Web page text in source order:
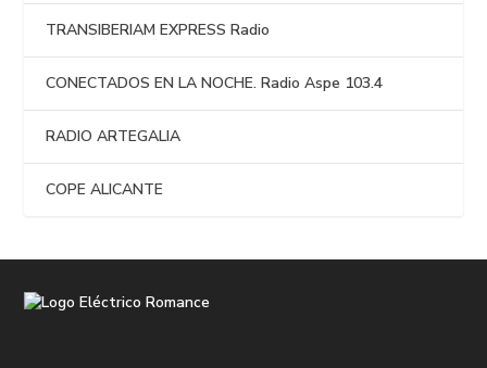
TRANSIBERIAM EXPRESS Radio
CONECTADOS EN LA NOCHE. Radio Aspe 103.4
RADIO ARTEGALIA
COPE ALICANTE